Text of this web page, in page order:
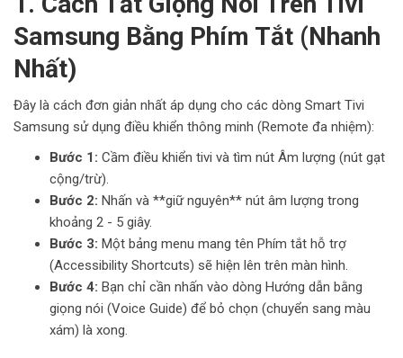
Samsung Bằng Phím Tắt (Nhanh
Nhất)
Đây là cách đơn giản nhất áp dụng cho các dòng Smart Tivi
Samsung sử dụng điều khiển thông minh (Remote đa nhiệm):
Bước 1: Cầm điều khiển tivi và tìm nút Âm lượng (nút gạt
cộng/trừ).
Bước 2: Nhấn và **giữ nguyên** nút âm lượng trong
khoảng 2 - 5 giây.
Bước 3: Một bảng menu mang tên Phím tắt hỗ trợ
(Accessibility Shortcuts) sẽ hiện lên trên màn hình.
Bước 4: Bạn chỉ cần nhấn vào dòng Hướng dẫn bằng
giọng nói (Voice Guide) để bỏ chọn (chuyển sang màu
xám) là xong.